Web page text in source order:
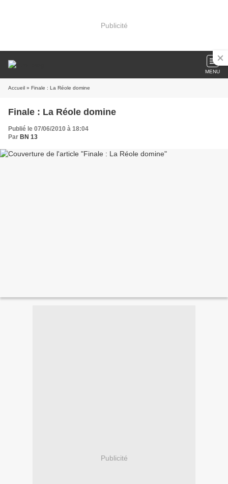
Publicité
MENU
Accueil » Finale : La Réole domine
Finale : La Réole domine
Publié le 07/06/2010 à 18:04
Par BN 13
Publicité